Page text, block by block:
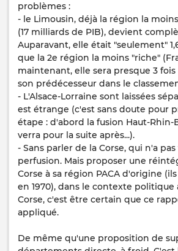
problèmes :
- le Limousin, déjà la région la
(17 milliards de PIB), devient
Auparavant, elle était "seulement"
que la 2e région la moins "riche"
maintenant, elle sera presque 3
son prédécesseur dans le
- L'Alsace-Lorraine sont laissées
est étrange (c'est sans doute pour
étape : d'abord la fusion Haut-Rhin-
verra pour la suite après...).
- Sans parler de la Corse, qui n'a
perfusion. Mais proposer une
Corse à sa région PACA d'origine
en 1970), dans le contexte politique
Corse, c'est être certain que ce
appliqué.
De même qu'une proposition de